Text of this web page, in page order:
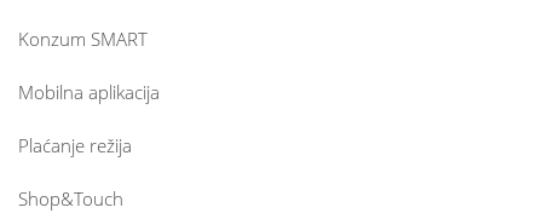
Konzum SMART
Mobilna aplikacija
Plaćanje režija
Shop&Touch